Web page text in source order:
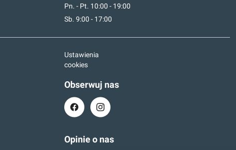
Pn. - Pt. 10:00 - 19:00
Sb. 9:00 - 17:00
Ustawienia
cookies
Obserwuj nas
Opinie o nas